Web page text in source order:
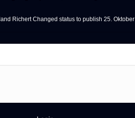
RichertChanged status to publish 25.